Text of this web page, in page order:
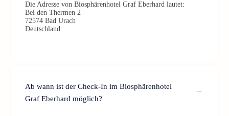
Die Adresse von Biosphärenhotel Graf Eberhard lautet:
Bei den Thermen 2
72574 Bad Urach
Deutschland
Ab wann ist der Check-In im Biosphärenhotel
Graf Eberhard möglich?